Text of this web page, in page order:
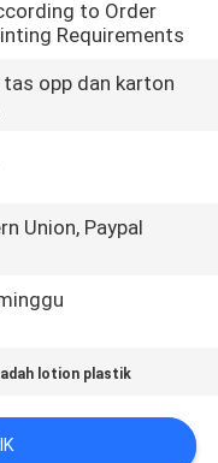
to Order
Requirements
opp dan karton
Union, Paypal
lotion plastik